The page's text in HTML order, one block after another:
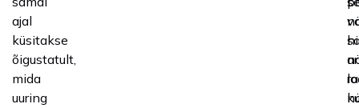
ajal
küsitakse
õigustatult,
mida
uuring